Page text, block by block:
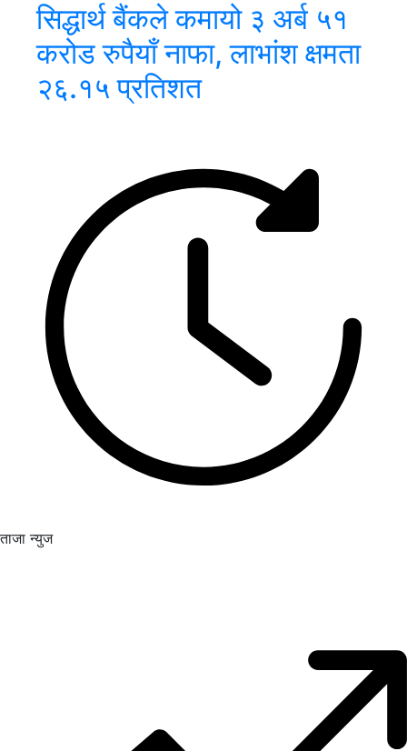
सिद्धार्थ बैंकले कमायो ३ अर्ब ५१
करोड रुपैयाँ नाफा, लाभांश क्षमता
२६.१५ प्रतिशत
ताजा न्युज